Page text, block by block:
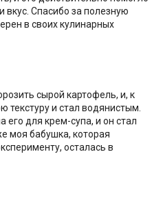
вкус. Спасибо за полезную
в своих кулинарных
сырой картофель, и, к
текстуру и стал водянистым.
его для крем-супа, и он стал
моя бабушка, которая
осталась в